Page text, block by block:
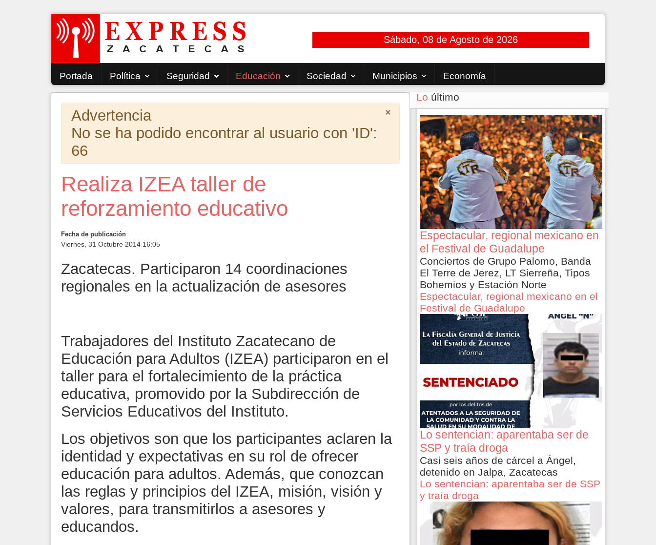
Sábado, 08 de Agosto de 2026
Portada Política Seguridad Educación Sociedad Municipios Economía
×
Advertencia
No se ha podido encontrar al usuario con 'ID':
66
Realiza IZEA taller de
reforzamiento educativo
Fecha de publicación
Viernes, 31 Octubre 2014 16:05
Zacatecas. Participaron 14 coordinaciones
regionales en la actualización de asesores
Trabajadores del Instituto Zacatecano de
Educación para Adultos (IZEA) participaron en el
taller para el fortalecimiento de la práctica
educativa, promovido por la Subdirección de
Servicios Educativos del Instituto.
Los objetivos son que los participantes aclaren la
identidad y expectativas en su rol de ofrecer
educación para adultos. Además, que conozcan
las reglas y principios del IZEA, misión, visión y
valores, para transmitirlos a asesores y
educandos.
Lo último
Espectacular, regional mexicano en
el Festival de Guadalupe
Conciertos de Grupo Palomo, Banda
El Terre de Jerez, LT Sierreña, Tipos
Bohemios y Estación Norte
Espectacular, regional mexicano en el
Festival de Guadalupe
Lo sentencian: aparentaba ser de
SSP y traía droga
Casi seis años de cárcel a Ángel,
detenido en Jalpa, Zacatecas
Lo sentencian: aparentaba ser de SSP
y traía droga